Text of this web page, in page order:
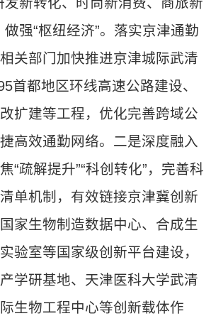
强“枢纽经济”。落实京津通勤
关部门加快推进京津城际武清
首都地区环线高速公路建设、
扩建等工程，优化完善跨域公
高效通勤网络。二是深度融入
“疏解提升”“科创转化”，完善科
单机制，有效链接京津冀创新
家生物制造数据中心、合成生
验室等国家级创新平台建设，
学研基地、天津医科大学武清
生物工程中心等创新载体作